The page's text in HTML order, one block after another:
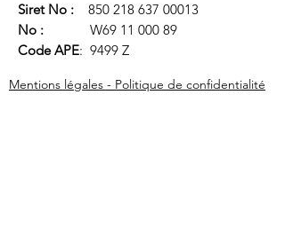
Siret No : 850 218 637 00013
No :
W69 11 000 89
Code APE: 9499 Z
Mentions légales - Politique de confidentialité